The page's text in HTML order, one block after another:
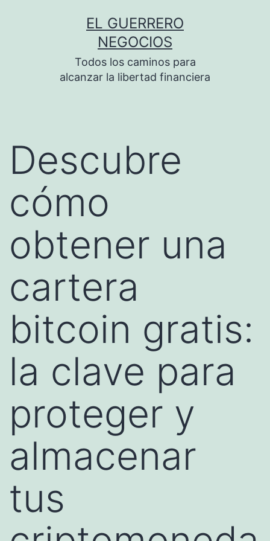
EL GUERRERO
NEGOCIOS
Todos los caminos para
alcanzar la libertad financiera
Descubre
cómo
obtener una
cartera
bitcoin gratis:
la clave para
proteger y
almacenar
tus